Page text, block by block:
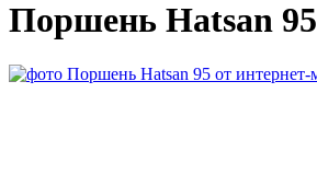
Поршень Hatsan 95